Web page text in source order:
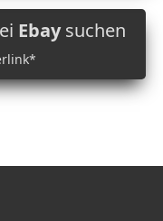
Ebaysuchen